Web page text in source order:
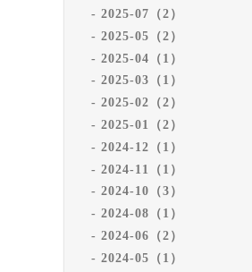
2025-07（2）
2025-05（2）
2025-04（1）
2025-03（1）
2025-02（2）
2025-01（2）
2024-12（1）
2024-11（1）
2024-10（3）
2024-08（1）
2024-06（2）
2024-05（1）